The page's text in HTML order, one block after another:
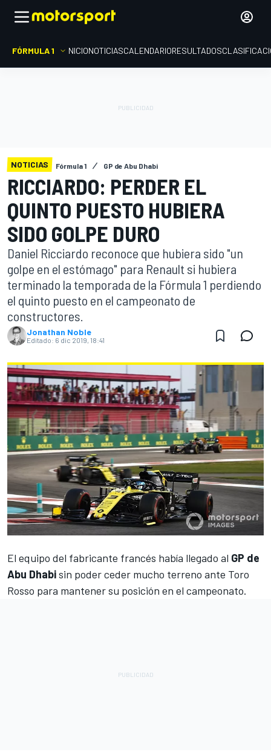
FÓRMULA 1 INICIONOTICIASCALENDARIORESULTADOS
NOTICIAS Fórmula 1 GP de Abu Dhabi
RICCIARDO: PERDER EL
QUINTO PUESTO HUBIERA
SIDO GOLPE DURO
Daniel Ricciardo reconoce que hubiera sido "un
golpe en el estómago" para Renault si hubiera
terminado la temporada de la Fórmula 1 perdiendo
el quinto puesto en el campeonato de
constructores.
Jonathan Noble
Editado: 6 dic 2019, 18:41
El equipo del fabricante francés había llegado al GP de
Abu Dhabisin poder ceder mucho terreno ante Toro
Rosso para mantener su posición en el campeonato.